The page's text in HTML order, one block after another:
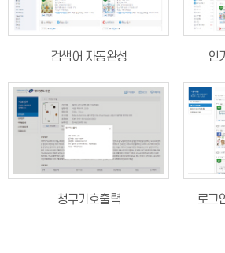
검색어 자동완성 인
청구기호출력 로그